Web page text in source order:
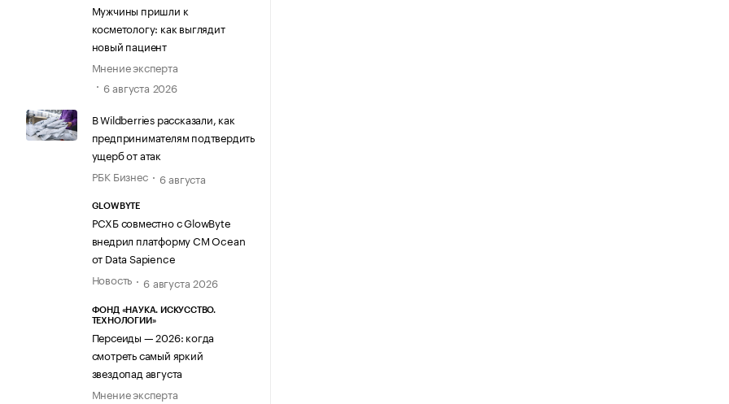
Мужчины пришли к
косметологу: как выглядит
новый пациент
Мнение эксперта
6 августа 2026
В Wildberries рассказали, как
предпринимателям подтвердить
ущерб от атак
РБК Бизнес
6 августа
GLOWBYTE
РСХБ совместно с GlowByte
внедрил платформу CM Ocean
от Data Sapience
Новость
6 августа 2026
ФОНД «НАУКА. ИСКУССТВО.
ТЕХНОЛОГИИ»
Персеиды — 2026: когда
смотреть самый яркий
звездопад августа
Мнение эксперта